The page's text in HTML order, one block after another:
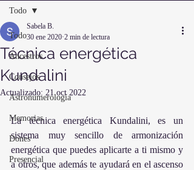
Todo
Ancestros
Consejos
Astronumerología
Memorias
Dones
Presencial
Todo
Técnica energética
Kundalini
Sabela B.
30 ene 2020 2 min de lectura
Actualizado: 21 oct 2022
La técnica energética Kundalini, es un
sistema muy sencillo de armonización
energética que puedes aplicarte a ti mismo y
a otros, que además te ayudará en el ascenso